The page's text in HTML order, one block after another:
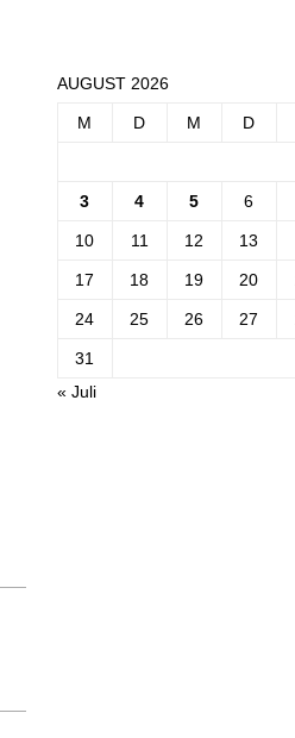
AUGUST 2026
M D M D
3 4 5 6
10 11 12 13
17 18 19 20
24 25 26 27
31
« Juli